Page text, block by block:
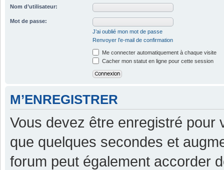
Nom d’utilisateur:
Mot de passe:
J’ai oublié mon mot de passe
Renvoyer l’e-mail de confirmation
Me connecter automatiquement à chaque visite
Cacher mon statut en ligne pour cette session
M’ENREGISTRER
Vous devez être enregistré pour
que quelques secondes et
forum peut également accorder